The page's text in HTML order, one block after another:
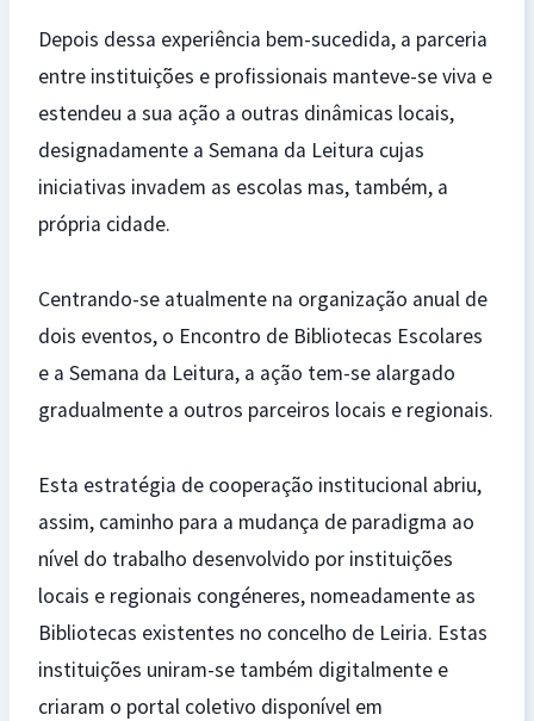
Depois dessa experiência bem-sucedida, a parceria
entre instituições e profissionais manteve-se viva e
estendeu a sua ação a outras dinâmicas locais,
designadamente a Semana da Leitura cujas
iniciativas invadem as escolas mas, também, a
própria cidade.
Centrando-se atualmente na organização anual de
dois eventos, o Encontro de Bibliotecas Escolares
e a Semana da Leitura, a ação tem-se alargado
gradualmente a outros parceiros locais e regionais.
Esta estratégia de cooperação institucional abriu,
assim, caminho para a mudança de paradigma ao
nível do trabalho desenvolvido por instituições
locais e regionais congéneres, nomeadamente as
Bibliotecas existentes no concelho de Leiria. Estas
instituições uniram-se também digitalmente e
criaram o portal coletivo disponível em